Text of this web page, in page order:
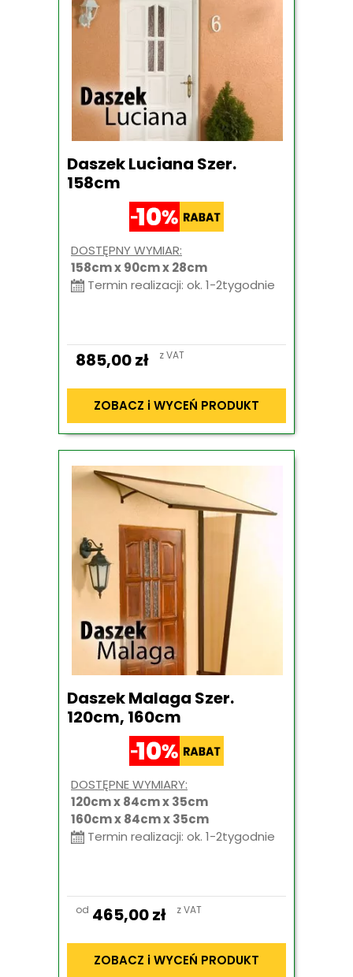
Daszek Luciana Szer.
158cm
DOSTĘPNY WYMIAR:
158cm x 90cm x 28cm
Termin realizacji: ok. 1-2tygodnie
885,00zł z VAT
ZOBACZ i WYCEŃ PRODUKT
Daszek Malaga Szer.
120cm, 160cm
DOSTĘPNE WYMIARY:
120cm x 84cm x 35cm
160cm x 84cm x 35cm
Termin realizacji: ok. 1-2tygodnie
od 465,00zł z VAT
ZOBACZ i WYCEŃ PRODUKT